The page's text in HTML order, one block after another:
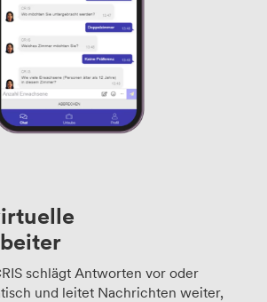
schlägt Antworten vor oder
und leitet Nachrichten weiter,